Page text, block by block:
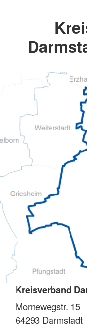
Kreisverband
Mornewegstr. 15
64293 Darmstadt